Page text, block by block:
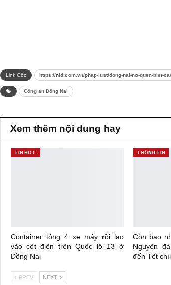
Link Gốc https://nld.com.vn/phap-luat/dong-nai-no-quen-biet-
Công an Đồng Nai
Xem thêm nội dung hay
TIN HOT
Container tông 4 xe máy rồi lao
vào cột điện trên Quốc lộ 13 ở
Đồng Nai
THÔNG TIN
Còn bao
Nguyên
đến Tết
PREV NEXT